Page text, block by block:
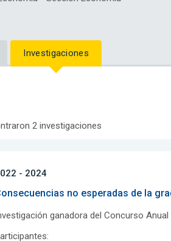
Investigaciones
2 investigaciones
- 2024
no esperadas de la
ganadora del Concurso